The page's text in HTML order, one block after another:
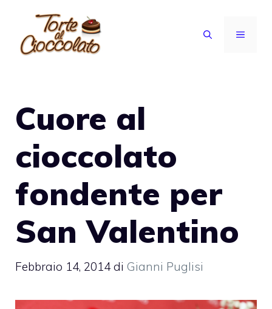
contenuto
MENU
Cuore al
cioccolato
fondente per
San Valentino
Febbraio 14, 2014 di Gianni Puglisi